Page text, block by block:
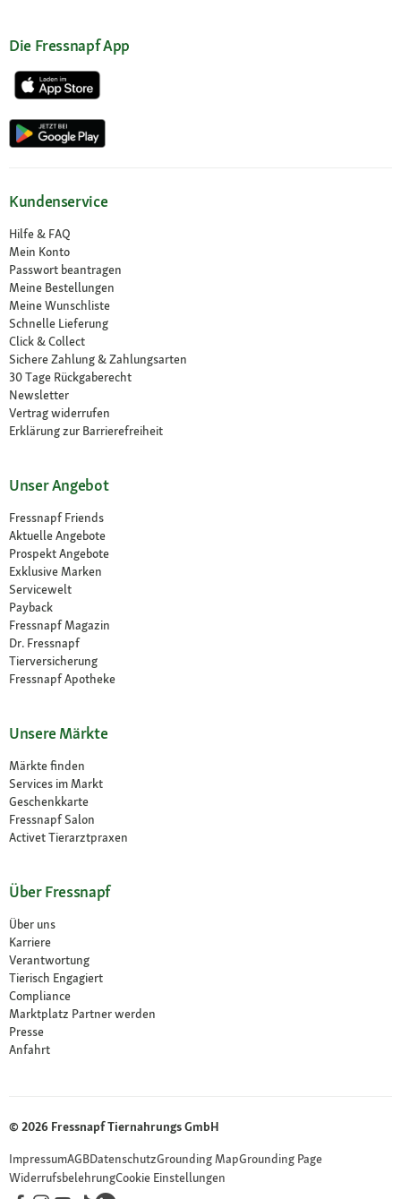
Die Fressnapf App
Kundenservice
Hilfe & FAQ
Mein Konto
Passwort beantragen
Meine Bestellungen
Meine Wunschliste
Schnelle Lieferung
Click & Collect
Sichere Zahlung & Zahlungsarten
30 Tage Rückgaberecht
Newsletter
Vertrag widerrufen
Erklärung zur Barrierefreiheit
Unser Angebot
Fressnapf Friends
Aktuelle Angebote
Prospekt Angebote
Exklusive Marken
Servicewelt
Payback
Fressnapf Magazin
Dr. Fressnapf
Tierversicherung
Fressnapf Apotheke
Unsere Märkte
Märkte finden
Services im Markt
Geschenkkarte
Fressnapf Salon
Activet Tierarztpraxen
Über Fressnapf
Über uns
Karriere
Verantwortung
Tierisch Engagiert
Compliance
Marktplatz Partner werden
Presse
Anfahrt
© 2026 Fressnapf Tiernahrungs GmbH
ImpressumAGBDatenschutzGrounding MapGrounding Page
WiderrufsbelehrungCookie Einstellungen